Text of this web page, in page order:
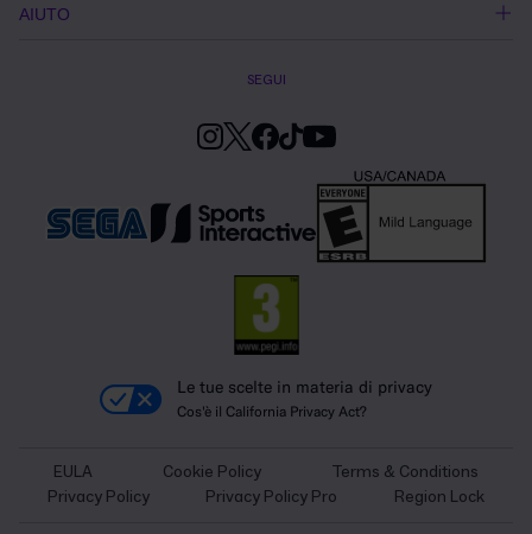
AIUTO
SEGUI
Le tue scelte in materia di privacy
Cos'è il California Privacy Act?
EULA Cookie Policy
Terms & Conditions
Privacy Policy
Privacy Policy Pro Region Lock